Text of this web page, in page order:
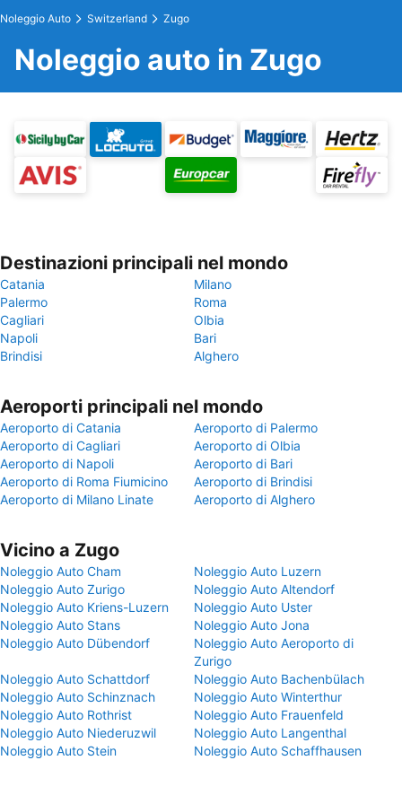
Noleggio Auto Switzerland Zugo
Noleggio auto in Zugo
Destinazioni principali nel mondo
Catania
Milano
Palermo
Roma
Cagliari
Olbia
Napoli
Bari
Brindisi
Alghero
Aeroporti principali nel mondo
Aeroporto di Catania
Aeroporto di Palermo
Aeroporto di Cagliari
Aeroporto di Olbia
Aeroporto di Napoli
Aeroporto di Bari
Aeroporto di Roma Fiumicino
Aeroporto di Brindisi
Aeroporto di Milano Linate
Aeroporto di Alghero
Vicino a Zugo
Noleggio Auto Cham
Noleggio Auto Luzern
Noleggio Auto Zurigo
Noleggio Auto Altendorf
Noleggio Auto Kriens-Luzern
Noleggio Auto Uster
Noleggio Auto Stans
Noleggio Auto Jona
Noleggio Auto Dübendorf
Noleggio Auto Aeroporto di
Zurigo
Noleggio Auto Schattdorf
Noleggio Auto Bachenbülach
Noleggio Auto Schinznach
Noleggio Auto Winterthur
Noleggio Auto Rothrist
Noleggio Auto Frauenfeld
Noleggio Auto Niederuzwil
Noleggio Auto Langenthal
Noleggio Auto Stein
Noleggio Auto Schaffhausen